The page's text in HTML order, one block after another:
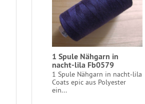
1 Spule Nähgarn in
nacht-lila Fb0579
1 Spule Nähgarn in nacht-lila
Coats epic aus Polyester
ein...